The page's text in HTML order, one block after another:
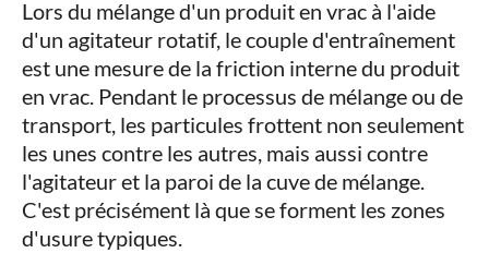
Lors du mélange d'un produit en vrac à l'aide
d'un agitateur rotatif, le couple d'entraînement
est une mesure de la friction interne du produit
en vrac. Pendant le processus de mélange ou de
transport, les particules frottent non seulement
les unes contre les autres, mais aussi contre
l'agitateur et la paroi de la cuve de mélange.
C'est précisément là que se forment les zones
d'usure typiques.